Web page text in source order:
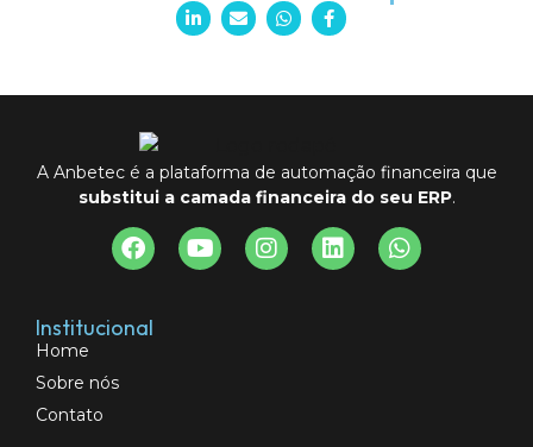
A Anbetec é a plataforma de automação financeira que
substitui a camada financeira do seu ERP.
Institucional
Home
Sobre nós
Contato